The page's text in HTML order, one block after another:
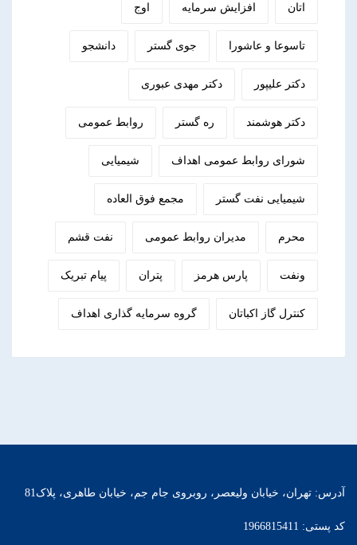
اتان افزایش سرمایه اوج
تاسوعا و عاشورا جوی گستر دانشجو
دکتر علیپور دکتر مهدی عبوری
دکتر هوشمند ره گستر روابط عمومی
شورای روابط عمومی اهداف شیمیایی
شیمیایی نفت گستر مجمع فوق العاده
محرم مدیران روابط عمومی نفت قشم
ونفت پارس هرمز پتران پیام تبریک
کنترل گاز اکباتان گروه سرمایه گذاری اهداف
آدرس: تهران، خیابان ولیعصر، روبروی جام جم، خیابان طاهری، پلاک81
کد پستی: 1966815411